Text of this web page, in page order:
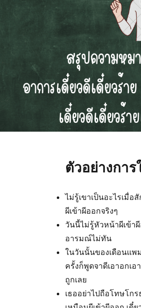
ตัวอย่างกา
ไม่รู้เขาเป็นอะไรเมื่
ผีเข้าผีออกจริงๆ
วันนี้ไม่รู้หัวหน้าผีเข้า
อารมณ์ไม่ทัน
ในวันนั้นของเดือนแพ
ครั้งก็พูดจาดีเอาอกเ
ถูกเลย
เธออย่าไปถือโทษโก